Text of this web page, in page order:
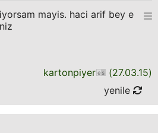
mayis. haci arif bey e
kartonpiyer (27.03.15)
yenile